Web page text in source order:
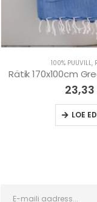
100% PUUVILL,
Rätik 170x100cm
23,33
LOE